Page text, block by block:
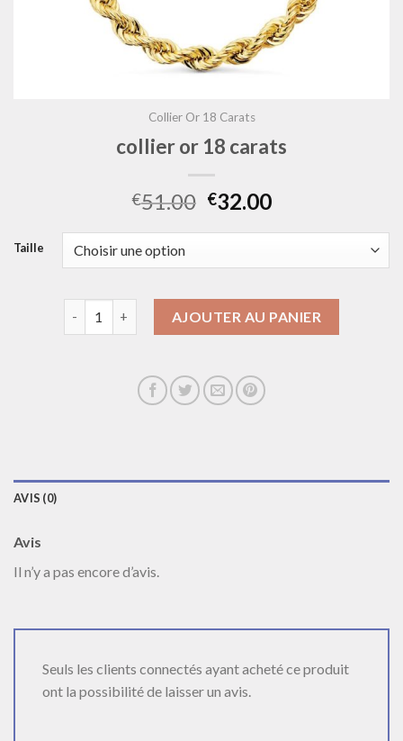
Collier Or 18 Carats
collier or 18 carats
€51.00 €32.00
Taille
AJOUTER AU PANIER
AVIS (0)
Avis
Il n’y a pas encore d’avis.
Seuls les clients connectés ayant acheté ce produit
ont la possibilité de laisser un avis.